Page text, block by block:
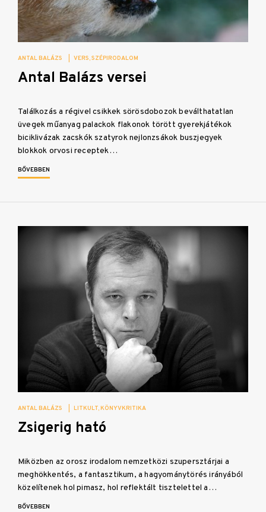
ANTAL BALÁZS VERS SZÉPIRODALOM
Antal Balázs versei
Találkozás a régivel csikkek sörösdobozok beválthatatlan
üvegek műanyag palackok flakonok törött gyerekjátékok
biciklivázak zacskók szatyrok nejlonzsákok buszjegyek
blokkok orvosi receptek…
BŐVEBBEN
ANTAL BALÁZS LITKULT KÖNYVKRITIKA
Zsigerig ható
Miközben az orosz irodalom nemzetközi szupersztárjai a
meghökkentés, a fantasztikum, a hagyománytörés irányából
közelítenek hol pimasz, hol reflektált tisztelettel a…
BŐVEBBEN